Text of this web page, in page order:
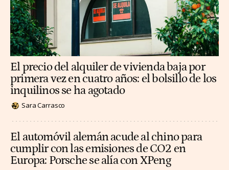
El precio del alquiler de vivienda baja por
primera vez en cuatro años: el bolsillo de los
inquilinos se ha agotado
Sara Carrasco
El automóvil alemán acude al chino para
cumplir con las emisiones de CO2 en
Europa: Porsche se alía con XPeng